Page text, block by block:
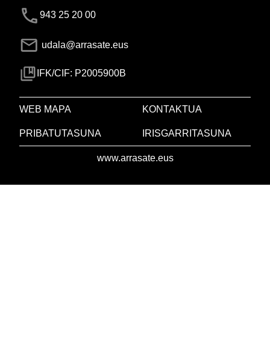
943 25 20 00
udala@arrasate.eus
IFK/CIF: P2005900B
WEB MAPA KONTAKTUA
PRIBATUTASUNA IRISGARRITASUNA
www.arrasate.eus